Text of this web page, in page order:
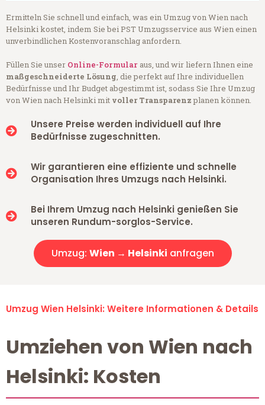
Ermitteln Sie schnell und einfach, was ein Umzug von Wien nach
Helsinki kostet, indem Sie bei PST Umzugsservice aus Wien einen
unverbindlichen Kostenvoranschlag anfordern.
Füllen Sie unser Online-Formular aus, und wir liefern Ihnen eine
maßgeschneiderte Lösung, die perfekt auf Ihre individuellen
Bedürfnisse und Ihr Budget abgestimmt ist, sodass Sie Ihre Umzug
von Wien nach Helsinki mit voller Transparenzplanen können.
Unsere Preise werden individuell auf Ihre
Bedürfnisse zugeschnitten.
Wir garantieren eine effiziente und schnelle
Organisation Ihres Umzugs nach Helsinki.
Bei Ihrem Umzug nach Helsinki genießen Sie
unseren Rundum-sorglos-Service.
Umzug: Wien → Helsinki anfragen
Umzug Wien Helsinki: Weitere Informationen & Details
Umziehen von Wien nach
Helsinki: Kosten